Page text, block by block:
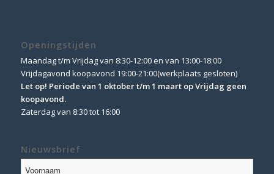
Openingstijden
Maandag t/m Vrijdag van 8:30-12:00 en van 13:00-18:00
Vrijdagavond koopavond 19:00-21:00(werkplaats gesloten)
Let op! Periode van 1 oktober t/m 1 maart op Vrijdag geen
koopavond.
Zaterdag van 8:30 tot 16:00
Nieuwsbrief